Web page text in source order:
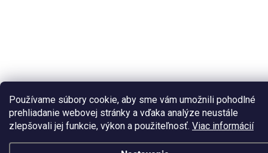
Používame súbory cookie, aby sme vám umožnili pohodlné
prehliadanie webovej stránky a vďaka analýze neustále
zlepšovali jej funkcie, výkon a použiteľnosť. Viac informácií